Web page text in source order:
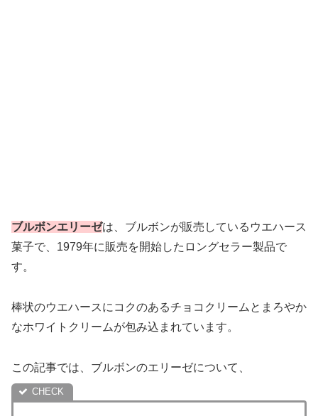
ブルボンエリーゼは、ブルボンが販売しているウエハース
菓子で、1979年に販売を開始したロングセラー製品で
す。
棒状のウエハースにコクのあるチョコクリームとまろやか
なホワイトクリームが包み込まれています。
この記事では、ブルボンのエリーゼについて、